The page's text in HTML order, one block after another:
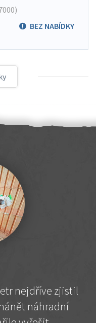
BEZ NABÍDKY
nejdříve zjistil
náhradní